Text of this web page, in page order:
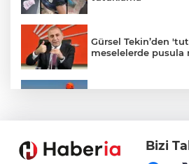
Gürsel Tekin’den
meselelerde pusula
Samsun’daBizi